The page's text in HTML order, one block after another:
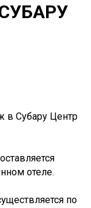
в Субару Центр
отеле.
по